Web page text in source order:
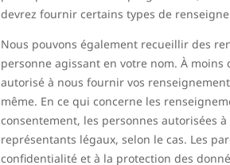
devrez fournir certains types de
Nous pouvons également recueillir des
personne agissant en votre nom. À
autorisé à nous fournir vos
même. En ce qui concerne les
consentement, les personnes autorisées
représentants légaux, selon le cas. Les
confidentialité et à la protection des